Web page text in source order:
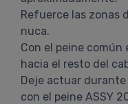
Refuerce las zonas
nuca.
Con el peine
hacia el resto del
Deje actuar
con el peine ASSY